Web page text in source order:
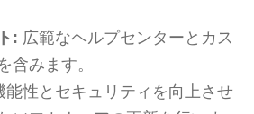
: 広範なヘルプセンターとカス
含みます。
能性とセキュリティを向上させ